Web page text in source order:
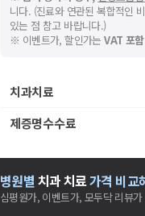
니다. (진료와 연관된 복합적인
있는 점 참고 바랍니다.)
※ 이벤트가, 할인가는VAT 포함
치과치료
제증명수수료
병원별 치과치료가격 비교
심평원가, 이벤트가, 모두닥 리뷰가